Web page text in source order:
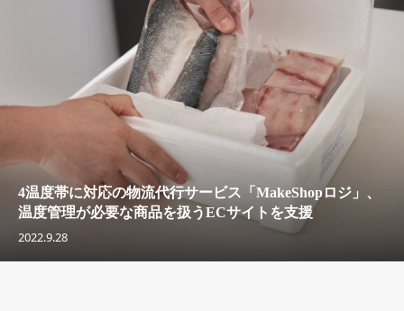
4温度帯に対応の物流代行サービス「MakeShopロジ」、
温度管理が必要な商品を扱うECサイトを支援
2022.9.28